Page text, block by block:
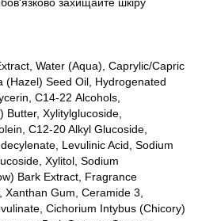
Water (Aqua), Caprylic/Capric
(Hazel) Seed Oil, Hydrogenated
C14-22 Alcohols,
Butter, Xylitylglucoside,
C12-20 Alkyl Glucoside,
Levulinic Acid, Sodium
Xylitol, Sodium
Bark Extract, Fragrance
Gum, Ceramide 3,
Cichorium Intybus (Chicory)